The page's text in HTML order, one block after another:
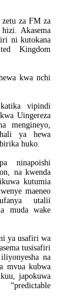
za FM za
Akasema
ni kutokana
Kingdom
kwa nchi
katika vipindi
Uingereza
mengineyo,
ya hewa
huko.
ninapoishi
na kwenda
kutumia
maeneo
utalii
muda wake
ya usafiri wa
tusisafiri
na
mvua kubwa
japokuwa